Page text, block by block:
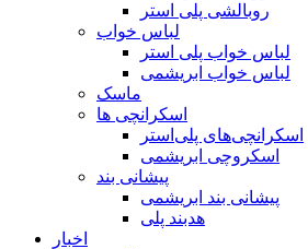
روبالشی پلی استر
لباس خواب
لباس خواب پلی استر
لباس خواب ابریشمی
ماسک
اسکرانچی ها
اسکرانچی‌های پلی‌استر
اسکروچی ابریشمی
پیشانی بند
پیشانی بند ابریشمی
هدبند پلی
اخبار